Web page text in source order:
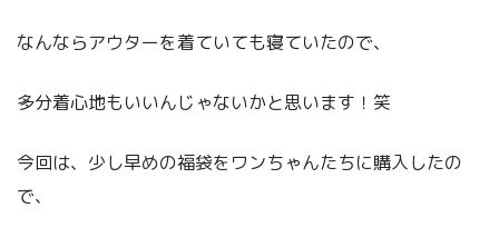
なんならアウターを着ていても寝ていたので、
多分着心地もいいんじゃないかと思います！笑
今回は、少し早めの福袋をワンちゃんたちに購入したの
で、